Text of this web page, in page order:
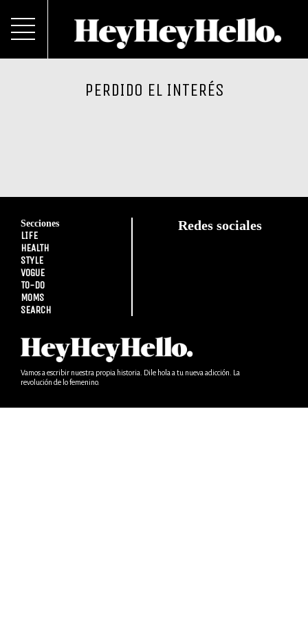
PERDIDO EL INTERÉS
Secciones
LIFE
HEALTH
STYLE
VOGUE
TO-DO
MOMS
SEARCH
Redes sociales
Vamos a escribir nuestra propia historia. Dile hola a tu nueva adicción. La
revolución de lo femenino.